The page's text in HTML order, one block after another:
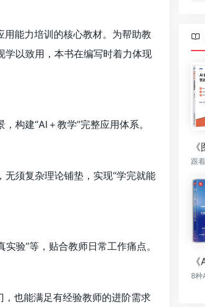
能力培训的核心教材。为帮助教
学以致用，本书在编写时着力体现
构建“AI＋教学”完整应用体系。
须复杂理论铺垫，实现“学完就能
验”等，贴合教师日常工作痛点。
也能满足有经验教师的进阶需求